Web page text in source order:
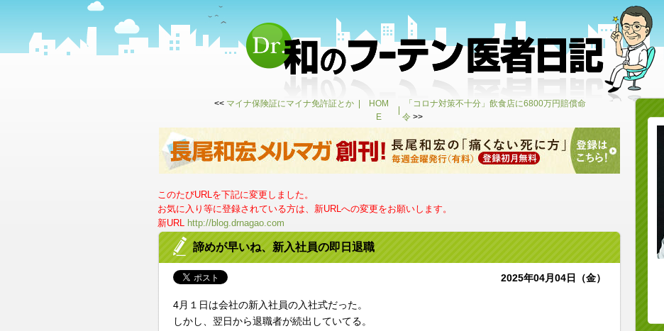
<< マイナ保険証にマイナ免許証とか
HOM
E
「コロナ対策不十分」飲食店に6800万円賠償命
令>>
このたびURLを下記に変更しました。
お気に入り等に登録されている方は、新URLへの変更をお願いします。
新URL http://blog.drnagao.com
諦めが早いね、新入社員の即日退職
2025年04月04日（金）
4月１日は会社の新入社員の入社式だった。
しかし、翌日から退職者が続出していてる。